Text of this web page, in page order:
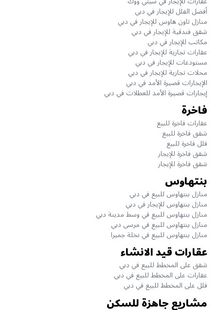
أفضل الفلل للإيجار في دبي
منازل تاون هاوس للإيجار في دبي
شقق فندقية للإيجار في دبي
مكاتب للإيجار في دبي
عقارات تجارية للإيجار في دبي
مستودعات للإيجار في دبي
محلات تجارية للإيجار في دبي
الإيجارات قصيرة الأمد في دبي
إيجارات قصيرة الأمد للعطلات في دبي
فاخرة
عقارات فاخرة للبيع
شقق فاخرة للبيع
فلل فاخرة للبيع
شقق فاخرة للإيجار
شقق فاخرة للإيجار
بنتهاوس
منازل بنتهاوس للبيع في دبي
منازل بنتهاوس للإيجار في دبي
منازل بنتهاوس للبيع في وسط مدينة دبي
منازل بنتهاوس للبيع في مرسى دبي
منازل بنتهاوس للبيع في نخلة جميرا
عقارات قيد الانشاء
شقق على المخطط للبيع في دبي
عقارات على المخطط للبيع في دبي
فلل على المخطط للبيع في دبي
مشاريع جاهزة للسكن